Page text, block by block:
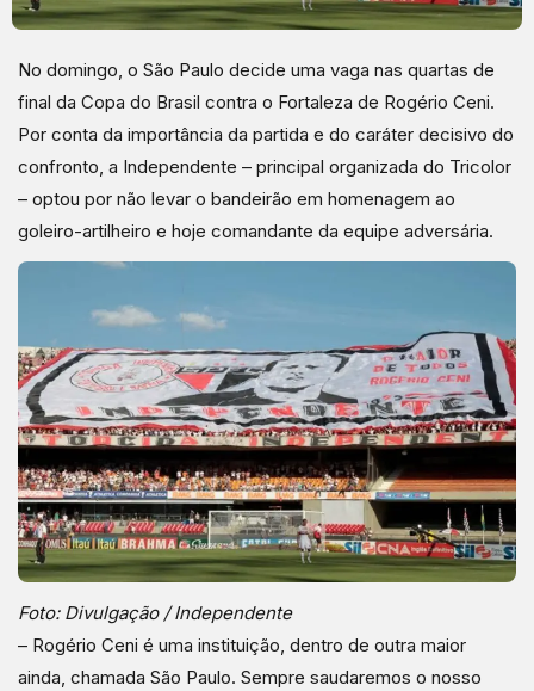
No domingo, o São Paulo decide uma vaga nas quartas de
final da Copa do Brasil contra o Fortaleza de Rogério Ceni.
Por conta da importância da partida e do caráter decisivo do
confronto, a Independente – principal organizada do Tricolor
– optou por não levar o bandeirão em homenagem ao
goleiro-artilheiro e hoje comandante da equipe adversária.
Foto: Divulgação / Independente
– Rogério Ceni é uma instituição, dentro de outra maior
ainda, chamada São Paulo. Sempre saudaremos o nosso